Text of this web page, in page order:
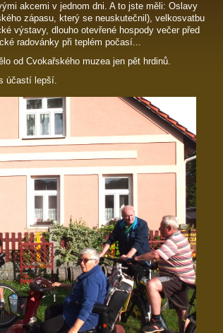
akcemi v jednom dni. A to jste měli: Oslavy
zápasu, který se neuskutečnil), velkosvatbu
výstavy, dlouho otevřené hospody večer před
radovánky při teplém počasí...
od Cvokařského muzea jen pět hrdinů.
účastí lepší.